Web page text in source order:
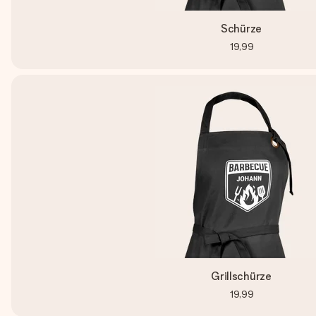
Schürze
19,99
Grillschürze
19,99